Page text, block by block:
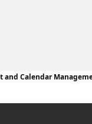
and Calendar